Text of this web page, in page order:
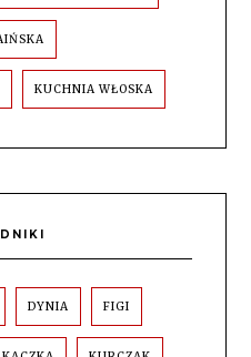
KUCHNIA WŁOSKA
DYNIA FIGI